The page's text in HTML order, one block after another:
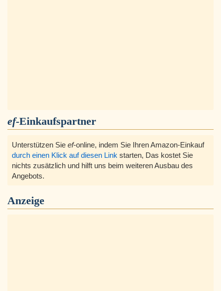
ef-Einkaufspartner
Unterstützen Sie ef-online, indem Sie Ihren Amazon-Einkauf
durch einen Klick auf diesen Link starten, Das kostet Sie
nichts zusätzlich und hilft uns beim weiteren Ausbau des
Angebots.
Anzeige